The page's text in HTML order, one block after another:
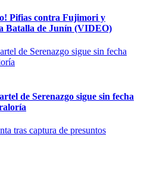
Pifias contra Fujimori y
Batalla de Junín (VIDEO)
de Serenazgo sigue sin fecha